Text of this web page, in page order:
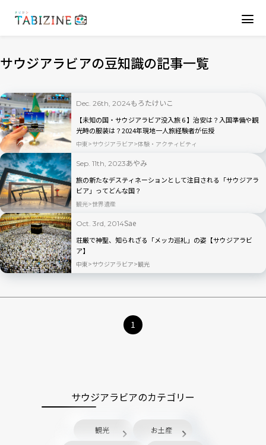
サウジアラビアの豆知識の記事一覧
Dec. 26th, 2024もろたけいこ
【未知の国・サウジアラビア没入旅 6 】治安は？入国準備や観
光時の服装は？2024年現地一人旅経験者が伝授
中東 サウジアラビア 体験・アクティビティ
Sep. 11th, 2023あやみ
旅の新たなデスティネーションとして注目される「サウジアラ
ビア」ってどんな国？
観光 世界遺産
Oct. 3rd, 2014Sae
荘厳で神聖、知られざる「メッカ巡礼」の姿【サウジアラビ
ア】
中東 サウジアラビア 観光
1
サウジアラビアのカテゴリー
観光 お土産